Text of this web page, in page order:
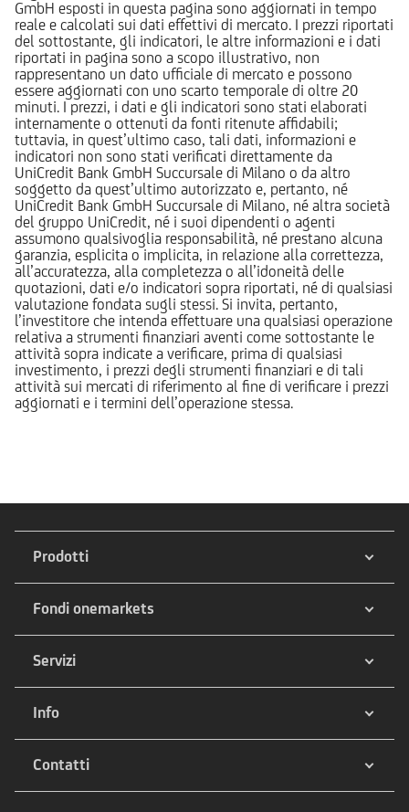
GmbH esposti in questa pagina sono aggiornati in tempo
reale e calcolati sui dati effettivi di mercato. I prezzi riportati
del sottostante, gli indicatori, le altre informazioni e i dati
riportati in pagina sono a scopo illustrativo, non
rappresentano un dato ufficiale di mercato e possono
essere aggiornati con uno scarto temporale di oltre 20
minuti. I prezzi, i dati e gli indicatori sono stati elaborati
internamente o ottenuti da fonti ritenute affidabili;
tuttavia, in quest’ultimo caso, tali dati, informazioni e
indicatori non sono stati verificati direttamente da
UniCredit Bank GmbH Succursale di Milano o da altro
soggetto da quest’ultimo autorizzato e, pertanto, né
UniCredit Bank GmbH Succursale di Milano, né altra società
del gruppo UniCredit, né i suoi dipendenti o agenti
assumono qualsivoglia responsabilità, né prestano alcuna
garanzia, esplicita o implicita, in relazione alla correttezza,
all’accuratezza, alla completezza o all’idoneità delle
quotazioni, dati e/o indicatori sopra riportati, né di qualsiasi
valutazione fondata sugli stessi. Si invita, pertanto,
l’investitore che intenda effettuare una qualsiasi operazione
relativa a strumenti finanziari aventi come sottostante le
attività sopra indicate a verificare, prima di qualsiasi
investimento, i prezzi degli strumenti finanziari e di tali
attività sui mercati di riferimento al fine di verificare i prezzi
aggiornati e i termini dell’operazione stessa.
Prodotti
Fondi onemarkets
Servizi
Info
Contatti